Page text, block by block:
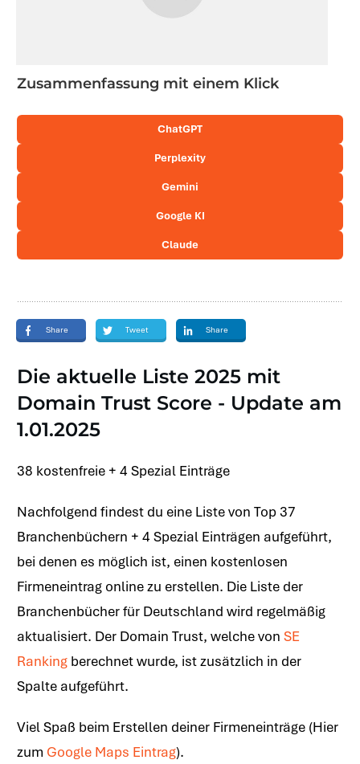
Zusammenfassung mit einem Klick
ChatGPT
Perplexity
Gemini
Google KI
Claude
Share Tweet Share
Die aktuelle Liste 2025 mit
Domain Trust Score - Update am
1.01.2025
38 kostenfreie + 4 Spezial Einträge
Nachfolgend findest du eine Liste von Top 37
Branchenbüchern + 4 Spezial Einträgen aufgeführt,
bei denen es möglich ist, einen kostenlosen
Firmeneintrag online zu erstellen. Die Liste der
Branchenbücher für Deutschland wird regelmäßig
aktualisiert. Der Domain Trust, welche von SE
Ranking berechnet wurde, ist zusätzlich in der
Spalte aufgeführt.
Viel Spaß beim Erstellen deiner Firmeneinträge (Hier
zum Google Maps Eintrag).